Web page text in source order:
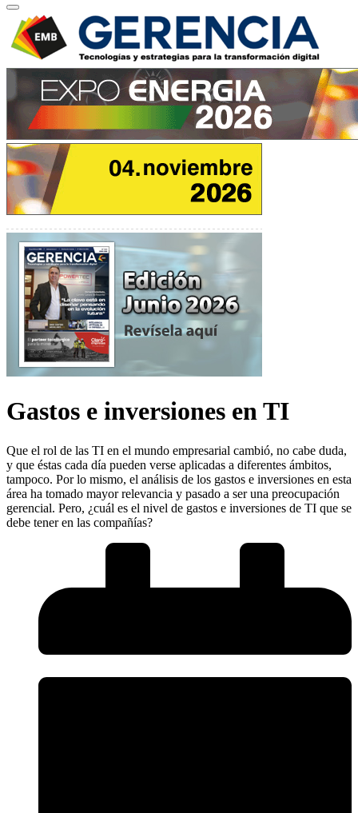
Gastos e inversiones en TI
Que el rol de las TI en el mundo empresarial cambió, no cabe duda,
y que éstas cada día pueden verse aplicadas a diferentes ámbitos,
tampoco. Por lo mismo, el análisis de los gastos e inversiones en esta
área ha tomado mayor relevancia y pasado a ser una preocupación
gerencial. Pero, ¿cuál es el nivel de gastos e inversiones de TI que se
debe tener en las compañías?